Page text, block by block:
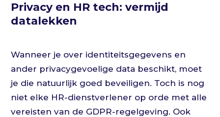
Privacy en HR tech: vermijd
datalekken
Wanneer je over identiteitsgegevens en
ander privacygevoelige data beschikt, moet
je die natuurlijk goed beveiligen. Toch is nog
niet elke HR-dienstverlener op orde met alle
vereisten van de GDPR-regelgeving. Ook